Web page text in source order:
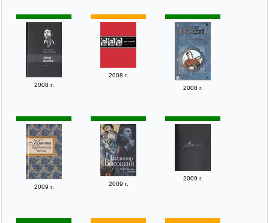
2008 г.
2008 г.
2008 г.
2009 г. 2009 г.
2009 г.